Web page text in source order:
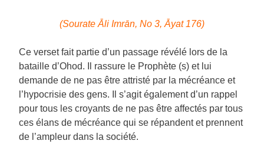
(Sourate Āli Imrān, No 3, Āyat 176)
Ce verset fait partie d’un passage révélé lors de la
bataille d’Ohod. Il rassure le Prophète (s) et lui
demande de ne pas être attristé par la mécréance et
l’hypocrisie des gens. Il s’agit également d’un rappel
pour tous les croyants de ne pas être affectés par tous
ces élans de mécréance qui se répandent et prennent
de l’ampleur dans la société.